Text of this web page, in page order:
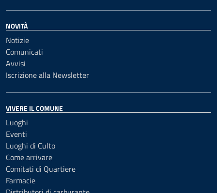
NOVITÀ
Notizie
Comunicati
Avvisi
Iscrizione alla Newsletter
VIVERE IL COMUNE
Luoghi
Eventi
Luoghi di Culto
Come arrivare
Comitati di Quartiere
Farmacie